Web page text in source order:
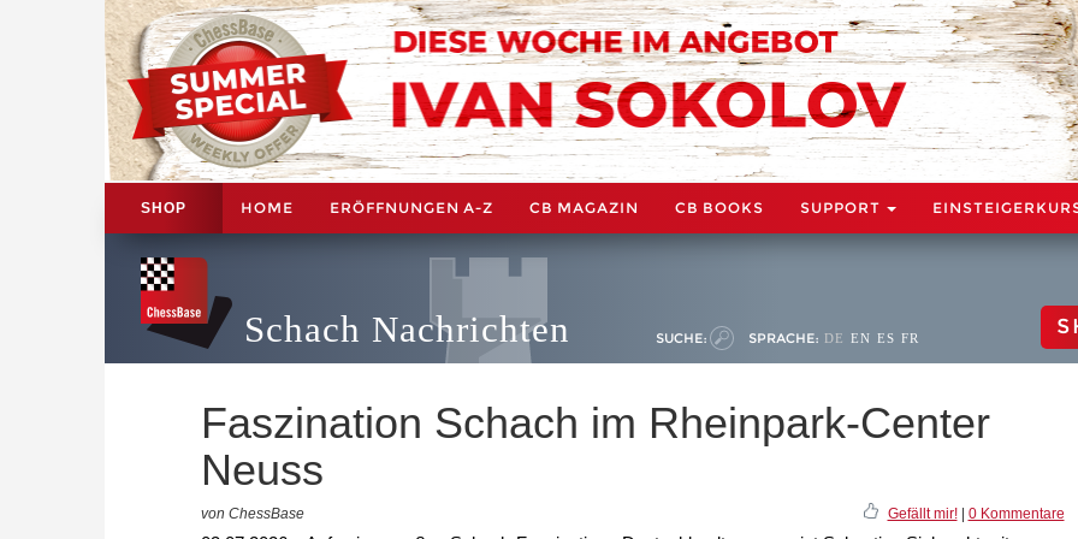
SHOP HOME ERÖFFNUNGEN A-Z CB MAGAZIN CB BOOKS SUPPORT
Schach Nachrichten SUCHE: SPRACHE: DE EN ES FR
Faszination Schach im Rheinpark-Center
Neuss
von ChessBase Gefällt mir!| 0 Kommentare